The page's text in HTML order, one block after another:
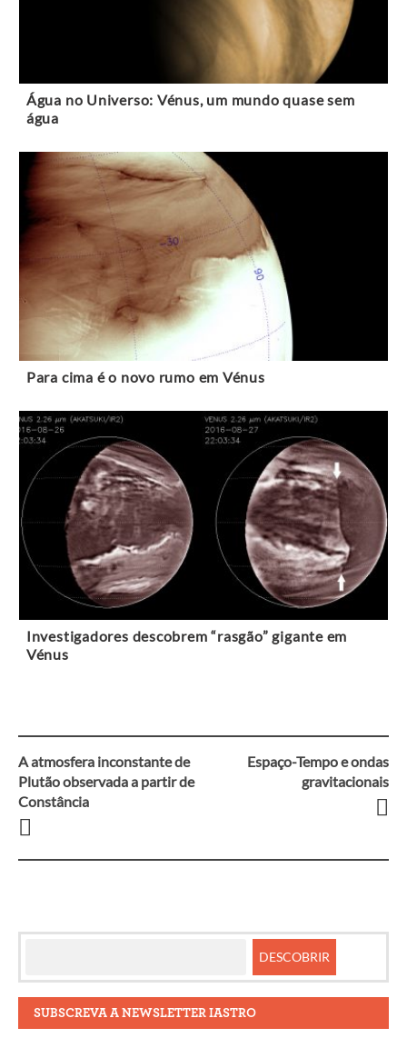
Água no Universo: Vénus, um mundo quase sem
água
Para cima é o novo rumo em Vénus
Investigadores descobrem “rasgão” gigante em
Vénus
Navegação
entre
A atmosfera inconstante de
Plutão observada a partir de
Constância
Espaço-Tempo e ondas
gravitacionais
SUBSCREVA A NEWSLETTER IASTRO